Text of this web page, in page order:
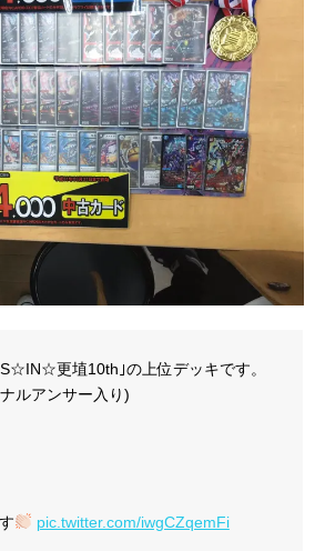
更埴10th｣の上位デッキです。
ルアンサー入り)
pic.twitter.com/iwgCZqemFi